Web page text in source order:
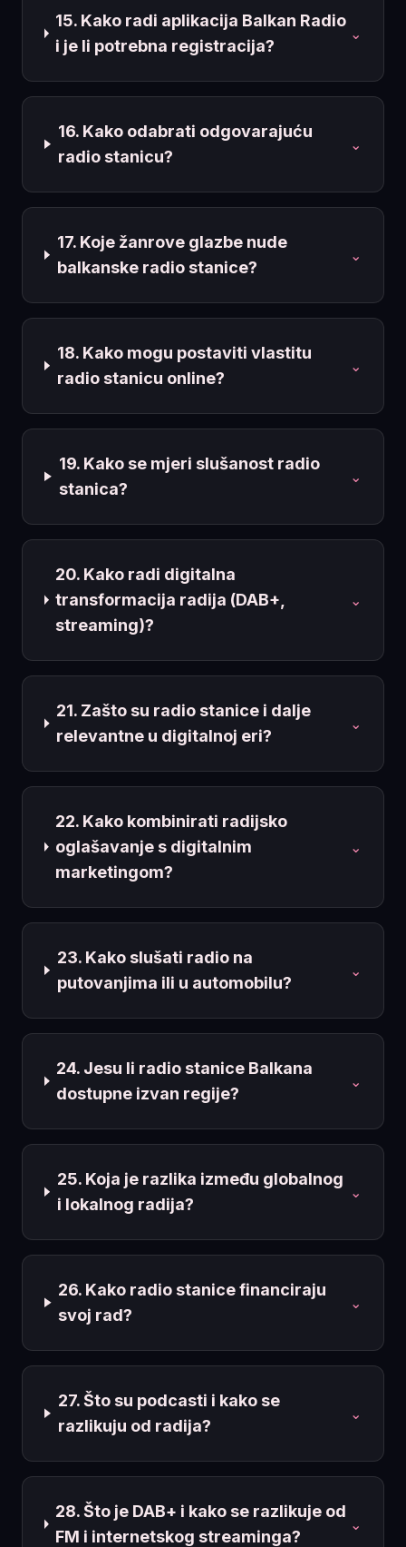
15. Kako radi aplikacija Balkan Radio
i je li potrebna registracija?
⌄
16. Kako odabrati odgovarajuću
radio stanicu?
⌄
17. Koje žanrove glazbe nude
balkanske radio stanice?
⌄
18. Kako mogu postaviti vlastitu
radio stanicu online?
⌄
19. Kako se mjeri slušanost radio
stanica?
⌄
20. Kako radi digitalna
transformacija radija (DAB+,
streaming)?
⌄
21. Zašto su radio stanice i dalje
relevantne u digitalnoj eri?
⌄
22. Kako kombinirati radijsko
oglašavanje s digitalnim
marketingom?
⌄
23. Kako slušati radio na
putovanjima ili u automobilu?
⌄
24. Jesu li radio stanice Balkana
dostupne izvan regije?
⌄
25. Koja je razlika između globalnog
i lokalnog radija?
⌄
26. Kako radio stanice financiraju
svoj rad?
⌄
27. Što su podcasti i kako se
razlikuju od radija?
⌄
28. Što je DAB+ i kako se razlikuje od
FM i internetskog streaminga?
⌄